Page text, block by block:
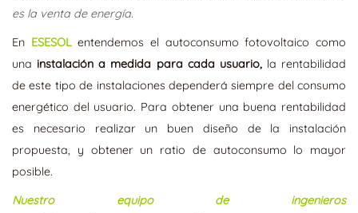
es la venta de energía.
En ESESOLentendemos el autoconsumo fotovoltaico como
una instalación a medida para cada usuario,la rentabilidad
de este tipo de instalaciones dependerá siempre del consumo
energético del usuario. Para obtener una buena rentabilidad
es necesario realizar un buen diseño de la instalación
propuesta, y obtener un ratio de autoconsumo lo mayor
posible.
Nuestro equipo de ingenieros